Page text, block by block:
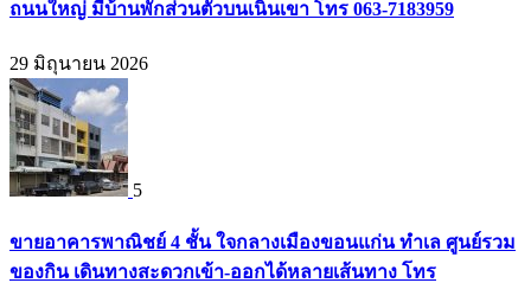
ถนนใหญ่ มีบ้านพักส่วนตัวบนเนินเขา โทร 063-7183959
29 มิถุนายน 2026
5
ขายอาคารพาณิชย์ 4 ชั้น ใจกลางเมืองขอนแก่น ทำเล ศูนย์รวม
ของกิน เดินทางสะดวกเข้า-ออกได้หลายเส้นทาง โทร